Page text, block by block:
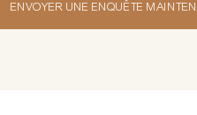
ENVOYER UNE ENQUÊTE